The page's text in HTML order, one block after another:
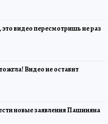
это видео пересмотришь не раз
Видео не оставит
новые заявления Пашиняна